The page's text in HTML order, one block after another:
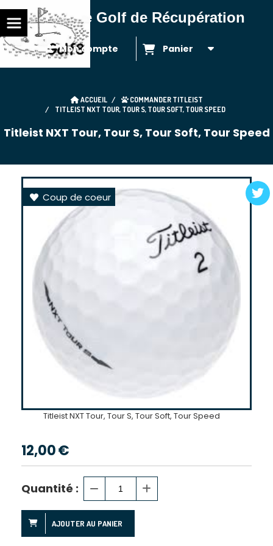
Balles de Golf de Récupération
Mon compte Panier
ACCUEIL
COMMANDER TITLEIST
TITLEIST NXT TOUR, TOUR S, TOUR SOFT, TOUR SPEED
Titleist NXT Tour, Tour S, Tour Soft, Tour Speed
Coup de coeur
Titleist NXT Tour, Tour S, Tour Soft, Tour Speed
12,00€
Quantité :
AJOUTER AU PANIER